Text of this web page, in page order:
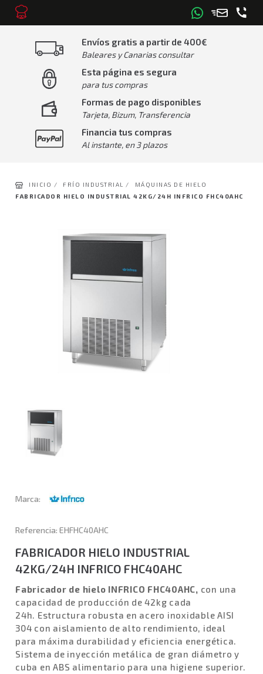
Envíos gratis a partir de 400€
Baleares y Canarias consultar
Esta página es segura
para tus compras
Formas de pago disponibles
Tarjeta, Bizum, Transferencia
Financia tus compras
Al instante, en 3 plazos
INICIO / FRÍO INDUSTRIAL /
MÁQUINAS DE HIELO
FABRICADOR HIELO INDUSTRIAL 42KG/24H INFRICO FHC40AHC
Marca:
Referencia: EHFHC40AHC
FABRICADOR HIELO INDUSTRIAL
42KG/24H INFRICO FHC40AHC
Fabricador de hielo INFRICO FHC40AHC, con una
capacidad de producción de 42kg cada
24h. Estructura robusta en acero inoxidable AISI
304 con aislamiento de alto rendimiento, ideal
para máxima durabilidad y eficiencia energética.
Sistema de inyección metálica de gran diámetro y
cuba en ABS alimentario para una higiene superior.